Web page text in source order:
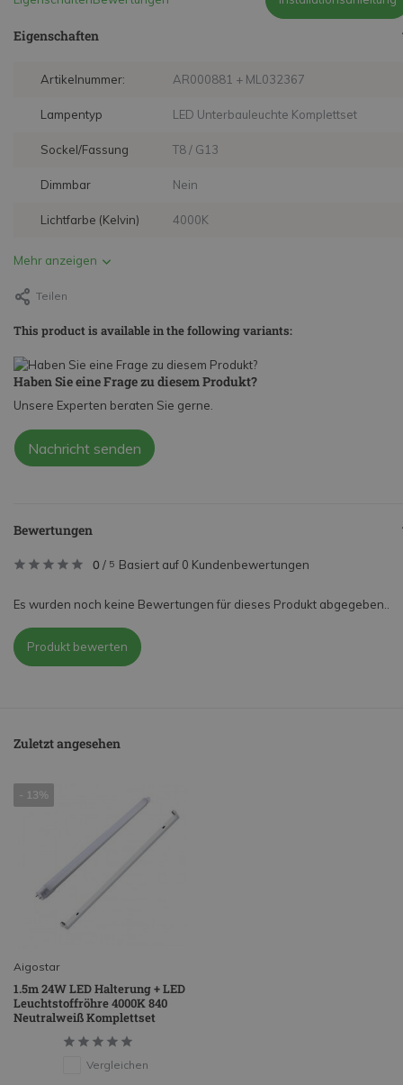
Eigenschaften
Artikelnummer: AR000881 + ML032367
Lampentyp LED Unterbauleuchte Komplettset
Sockel/Fassung T8 / G13
Dimmbar Nein
Lichtfarbe (Kelvin) 4000K
Mehr anzeigen
Teilen
This product is available in the following variants:
Haben Sie eine Frage zu diesem Produkt?
Unsere Experten beraten Sie gerne.
Nachricht senden
Bewertungen
0 / 5 Basiert auf 0 Kundenbewertungen
Es wurden noch keine Bewertungen für dieses Produkt abgegeben..
Produkt bewerten
Zuletzt angesehen
- 13%
Aigostar
1.5m 24W LED Halterung + LED
Leuchtstoffröhre 4000K 840
Neutralweiß Komplettset
Vergleichen